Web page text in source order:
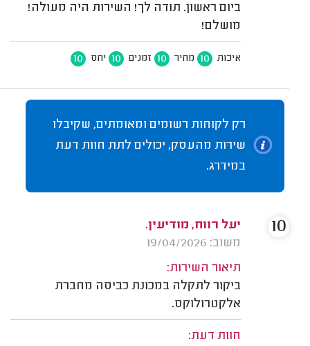
ביום ראשון. תודה לך! השירות היה מעולה!
מושלם!
איכות 10 מחיר 10 זמנים 10 יחס 10
רק לקוחות רשומים ומאומתים, שקיבלו
שירות מהעסק, יכולים לתת חוות דעת
במידרג.
יעל רווח, מודיעין.
משוב: 19/04/2026
תיאור השירות:
ביקור לתקלה במכונת כביסה מחברת
אלקטרולוקס.
חוות דעת:
10